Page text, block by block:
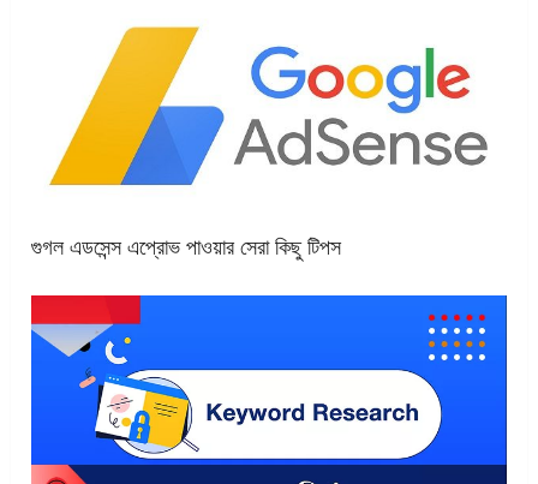
গুগল এডসেন্স এপ্রোভ পাওয়ার সেরা কিছু টিপস